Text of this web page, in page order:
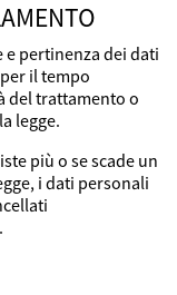
pertinenza dei dati
il tempo
del trattamento o
legge.
più o se scade un
i dati personali